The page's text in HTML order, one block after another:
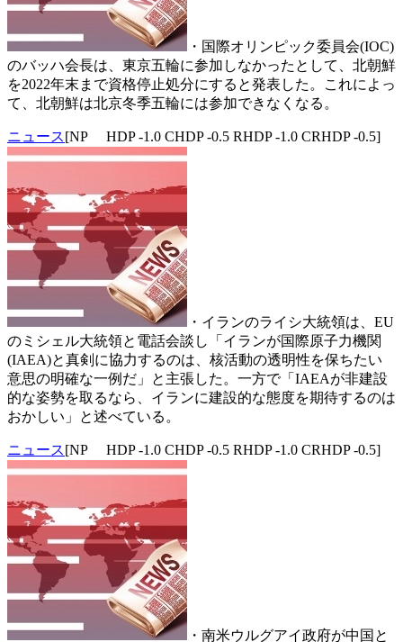
・国際オリンピック委員会(IOC)
のバッハ会長は、東京五輪に参加しなかったとして、北朝鮮
を2022年末まで資格停止処分にすると発表した。これによっ
て、北朝鮮は北京冬季五輪には参加できなくなる。
ニュース[NP HDP -1.0 CHDP -0.5 RHDP -1.0 CRHDP -0.5]
・イランのライシ大統領は、EU
のミシェル大統領と電話会談し「イランが国際原子力機関
(IAEA)と真剣に協力するのは、核活動の透明性を保ちたい
意思の明確な一例だ」と主張した。一方で「IAEAが非建設
的な姿勢を取るなら、イランに建設的な態度を期待するのは
おかしい」と述べている。
ニュース[NP HDP -1.0 CHDP -0.5 RHDP -1.0 CRHDP -0.5]
・南米ウルグアイ政府が中国と